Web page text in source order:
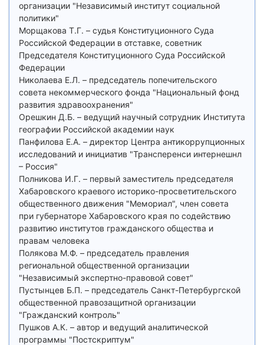
организации "Независимый институт социальной
политики"
Морщакова Т.Г. – судья Конституционного Суда
Российской Федерации в отставке, советник
Председателя Конституционного Суда Российской
Федерации
Николаева Е.Л. – председатель попечительского
совета некоммерческого фонда "Национальный фонд
развития здравоохранения"
Орешкин Д.Б. – ведущий научный сотрудник Института
географии Российской академии наук
Панфилова Е.А. – директор Центра антикоррупционных
исследований и инициатив "Трансперенси интернешнл
– Россия"
Полникова И.Г. – первый заместитель председателя
Хабаровского краевого историко-просветительского
общественного движения "Мемориал", член совета
при губернаторе Хабаровского края по содействию
развитию институтов гражданского общества и
правам человека
Полякова М.Ф. – председатель правления
региональной общественной организации
"Независимый экспертно-правовой совет"
Пустынцев Б.П. – председатель Санкт-Петербургской
общественной правозащитной организации
"Гражданский контроль"
Пушков А.К. – автор и ведущий аналитической
программы "Постскриптум"